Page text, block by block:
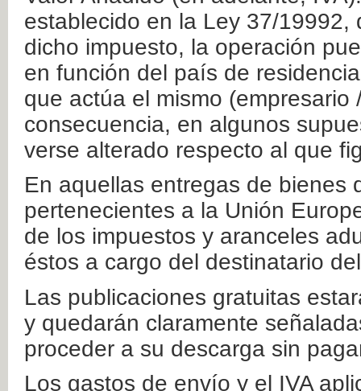
establecido en la Ley 37/
dicho impuesto, la operación
en función del país de
que actúa el mismo
consecuencia, en algunos
verse alterado respecto al que
En aquellas entregas de bienes
pertenecientes a la Unión
de los impuestos y aranceles
éstos a cargo del destinatario
Las publicaciones gratuitas
y quedarán claramente
proceder a su descarga sin
Los gastos de envío y el IVA